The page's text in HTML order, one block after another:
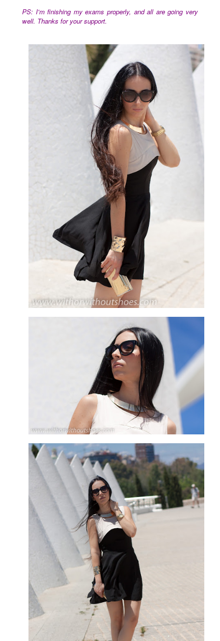
PS: I'm finishing my exams properly, and all are going very
well. Thanks for your support.